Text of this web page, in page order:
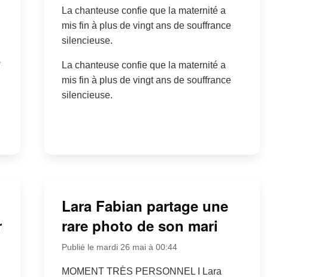
La chanteuse confie que la maternité a
mis fin à plus de vingt ans de souffrance
silencieuse.
La chanteuse confie que la maternité a
mis fin à plus de vingt ans de souffrance
silencieuse.
Lara Fabian partage une
rare photo de son mari
Publié le mardi 26 mai à 00:44
MOMENT TRÈS PERSONNEL I Lara